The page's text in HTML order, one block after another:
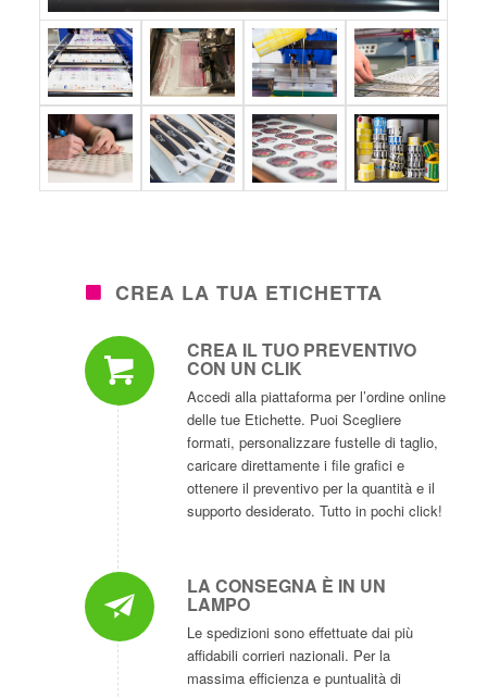
CREA LA TUA ETICHETTA
CREA IL TUO PREVENTIVO
CON UN CLIK
Accedi alla piattaforma per l’ordine online
delle tue Etichette. Puoi Scegliere
formati, personalizzare fustelle di taglio,
caricare direttamente i file grafici e
ottenere il preventivo per la quantità e il
supporto desiderato. Tutto in pochi click!
LA CONSEGNA È IN UN
LAMPO
Le spedizioni sono effettuate dai più
affidabili corrieri nazionali. Per la
massima efficienza e puntualità di